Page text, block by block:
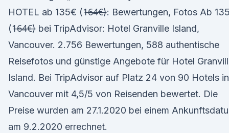
HOTEL ab 135€ (1̶6̶4̶€̶): Bewertungen, Fotos Ab
(1̶6̶4̶€̶) bei TripAdvisor: Hotel Granville Island,
Vancouver. 2.756 Bewertungen, 588 authentische
Reisefotos und günstige Angebote für Hotel
Island. Bei TripAdvisor auf Platz 24 von 90 Hotels in
Vancouver mit 4,5/5 von Reisenden bewertet. Die
Preise wurden am 27.1.2020 bei einem
am 9.2.2020 errechnet.